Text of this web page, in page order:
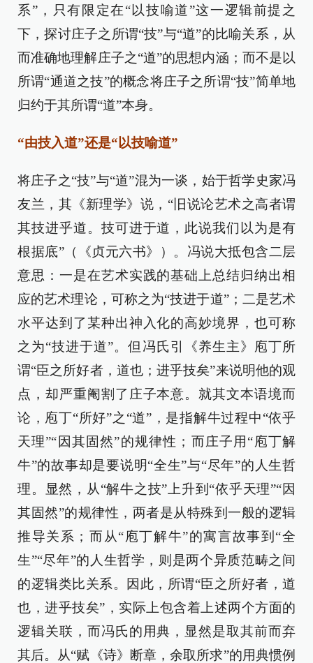
系”，只有限定在“以技喻道”这一逻辑前提之
下，探讨庄子之所谓“技”与“道”的比喻关系，从
而准确地理解庄子之“道”的思想内涵；而不是以
所谓“通道之技”的概念将庄子之所谓“技”简单地
归约于其所谓“道”本身。
“由技入道”还是“以技喻道”
将庄子之“技”与“道”混为一谈，始于哲学史家冯
友兰，其《新理学》说，“旧说论艺术之高者谓
其技进乎道。技可进于道，此说我们以为是有
根据底”（《贞元六书》）。冯说大抵包含二层
意思：一是在艺术实践的基础上总结归纳出相
应的艺术理论，可称之为“技进于道”；二是艺术
水平达到了某种出神入化的高妙境界，也可称
之为“技进于道”。但冯氏引《养生主》庖丁所
谓“臣之所好者，道也；进乎技矣”来说明他的观
点，却严重阉割了庄子本意。就其文本语境而
论，庖丁“所好”之“道”，是指解牛过程中“依乎
天理”“因其固然”的规律性；而庄子用“庖丁解
牛”的故事却是要说明“全生”与“尽年”的人生哲
理。显然，从“解牛之技”上升到“依乎天理”“因
其固然”的规律性，两者是从特殊到一般的逻辑
推导关系；而从“庖丁解牛”的寓言故事到“全
生”“尽年”的人生哲学，则是两个异质范畴之间
的逻辑类比关系。因此，所谓“臣之所好者，道
也，进乎技矣”，实际上包含着上述两个方面的
逻辑关联，而冯氏的用典，显然是取其前而弃
其后。从“赋《诗》断章，余取所求”的用典惯例